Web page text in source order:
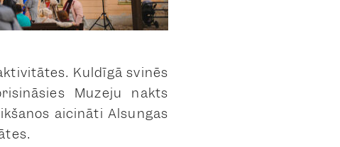
Kuldīgā svinēs
Muzeju nakts
aicināti Alsungas